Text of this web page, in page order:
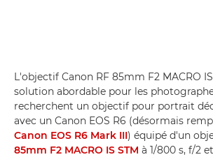
L'objectif Canon RF 85mm F2 MACRO
solution abordable pour les
recherchent un objectif pour portrait
avec un Canon EOS R6 (désormais
Canon EOS R6 Mark III) équipé d'un
85mm F2 MACRO IS STM à 1/800 s, f/2